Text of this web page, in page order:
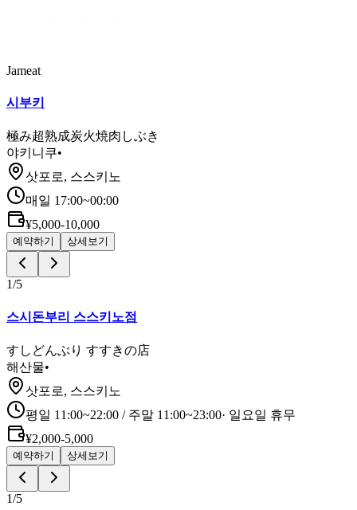
Jameat
시부키
極み超熟成炭火焼肉しぶき
야키니쿠•
삿포로, 스스키노
매일 17:00~00:00
¥5,000-10,000
예약하기 상세보기
1/5
스시돈부리 스스키노점
すしどんぶり すすきの店
해산물•
삿포로, 스스키노
평일 11:00~22:00 / 주말 11:00~23:00· 일요일 휴무
¥2,000-5,000
예약하기 상세보기
1/5